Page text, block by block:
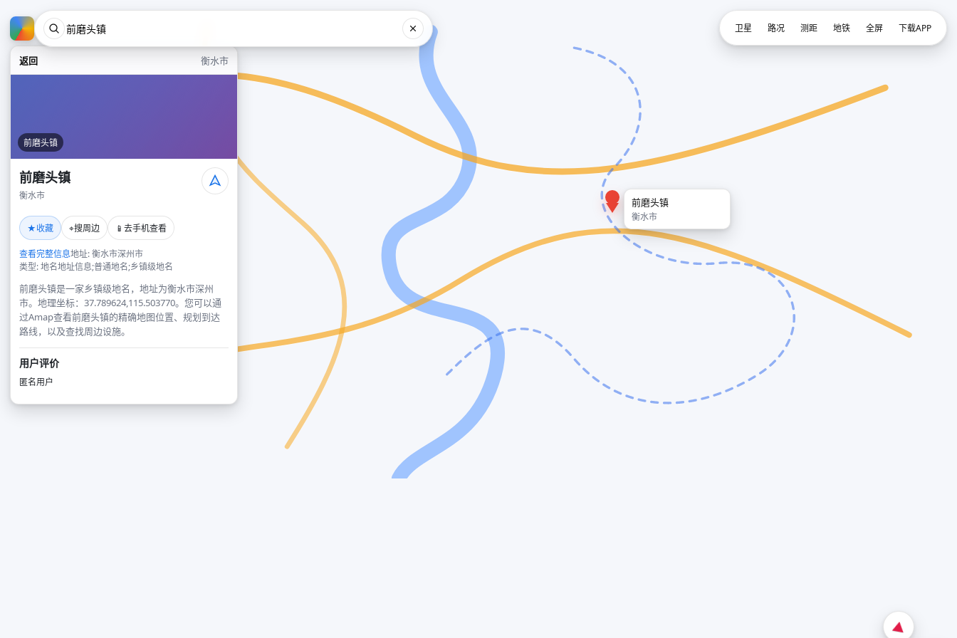
返回 衡水市
前磨头镇
前磨头镇
衡水市
★收藏 ⌖搜周边 📱 去手机查看
查看完整信息地址: 衡水市深州市
类型: 地名地址信息;普通地名;乡镇级地名
前磨头镇是一家乡镇级地名，地址为衡水市深州
市。地理坐标：37.789624,115.503770。您可以通
过Amap查看前磨头镇的精确地图位置、规划到达
路线，以及查找周边设施。
用户评价
匿名用户
前磨头镇
衡水市
卫星 路况 测距 地铁 全屏 下载APP